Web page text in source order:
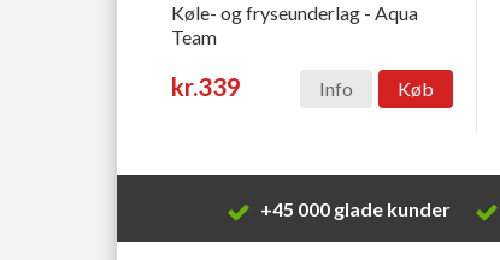
Køle- og fryseunderlag - Aqua
Team
kr.339 Info Køb
+45 000 glade kunder